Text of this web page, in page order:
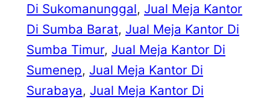
Di Sukomanunggal, Jual Meja Kantor
Di Sumba Barat, Jual Meja Kantor Di
Sumba Timur, Jual Meja Kantor Di
Sumenep, Jual Meja Kantor Di
Surabaya, Jual Meja Kantor Di